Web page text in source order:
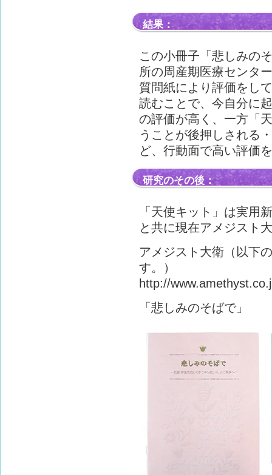
結果：
この小冊子「悲しみの
所の周産期医療センタ
質問紙により評価をし
読むことで、今自分に
の評価が高く、一方「
うことが後押しされる
ど、行動面で高い評価
研究のその後：
「天使キット」は実用
と共に現在アメジスト
アメジスト大衛（以下
す。）
http://
「悲しみのそば